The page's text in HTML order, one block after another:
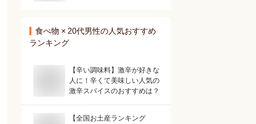
食べ物 × 20代男性の人気おすすめ
ランキング
【辛い調味料】激辛が好きな
人に！辛くて美味しい人気の
激辛スパイスのおすすめは？
【全国お土産ランキング